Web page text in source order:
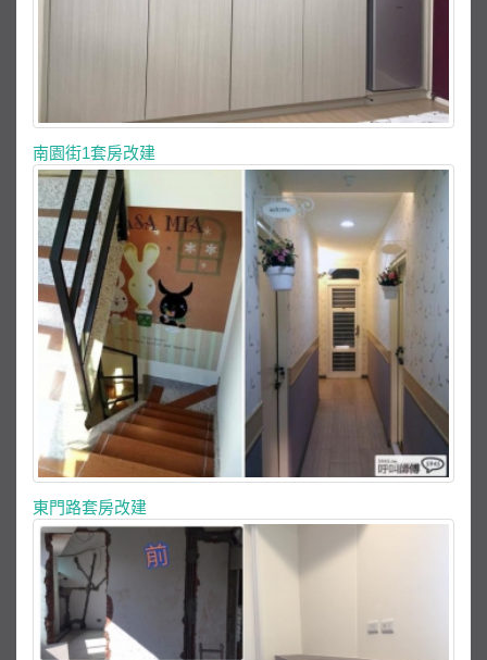
南園街1套房改建
東門路套房改建